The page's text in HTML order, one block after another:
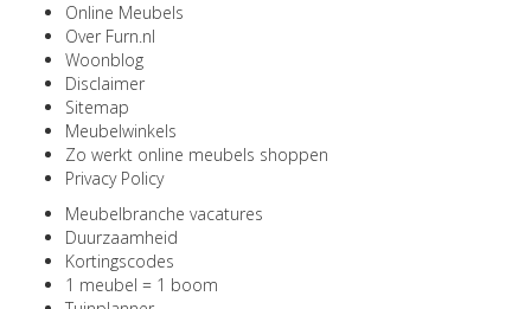
Online Meubels
Over Furn.nl
Woonblog
Disclaimer
Sitemap
Meubelwinkels
Zo werkt online meubels shoppen
Privacy Policy
Meubelbranche vacatures
Duurzaamheid
Kortingscodes
1 meubel = 1 boom